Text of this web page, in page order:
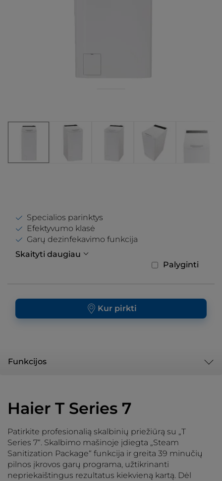
Specialios parinktys
Efektyvumo klasė
Garų dezinfekavimo funkcija
Skaityti daugiau
Palyginti
Kur pirkti
Funkcijos
Haier T Series 7
Patirkite profesionalią skalbinių priežiūrą su „T
Series 7“. Skalbimo mašinoje įdiegta „Steam
Sanitization Package“ funkcija ir greita 39 minučių
pilnos įkrovos garų programa, užtikrinanti
nepriekaištingus rezultatus kiekvieną kartą. Dėl